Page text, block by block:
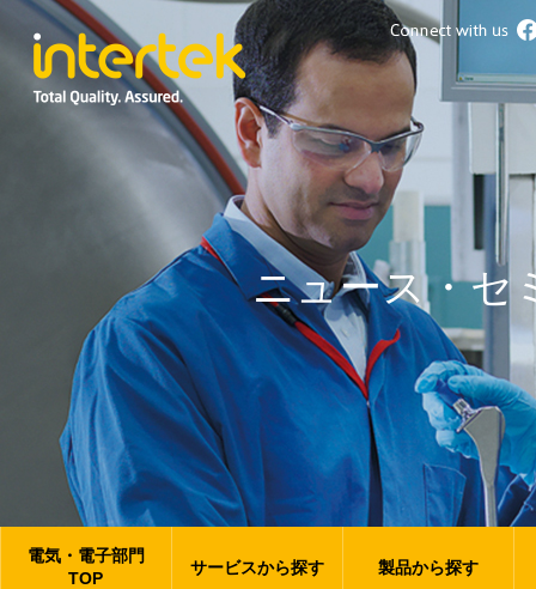
ニュース・セ
電気・電子部門
TOP
サービスから探す 製品から探す